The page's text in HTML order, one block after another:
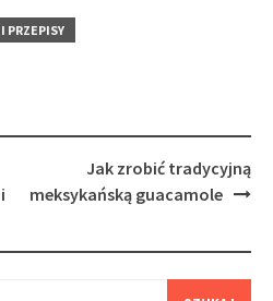
PRZEPISY
Jak zrobić tradycyjną
meksykańską guacamole